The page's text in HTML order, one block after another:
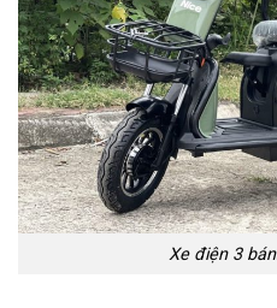
Xe điện 3